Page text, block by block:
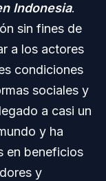
Indonesia.
sin fines de
a los actores
condiciones
sociales y
a casi un
y ha
en beneficios
y